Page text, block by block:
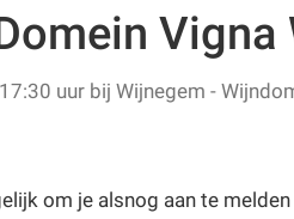
Vigna
uur bij Wijnegem -
om je alsnog aan te